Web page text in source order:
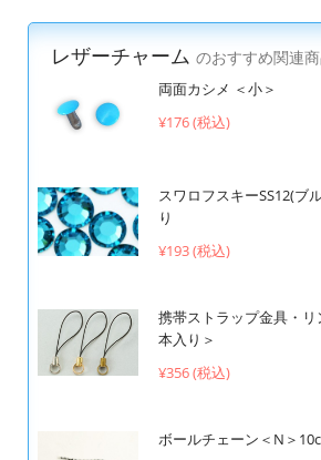
レザーチャーム のおすすめ関連
両面カシメ ＜小＞
¥176 (税込)
スワロフスキーSS12(ブ
り
¥193 (税込)
携帯ストラップ金具・
本入り＞
¥356 (税込)
ボールチェーン＜N＞